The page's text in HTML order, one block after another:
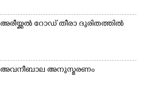
അരീയ്ക്കൽ റോഡ് തീരാ ദുരിതത്തിൽ
അവനീബാല അനുസ്മരണം